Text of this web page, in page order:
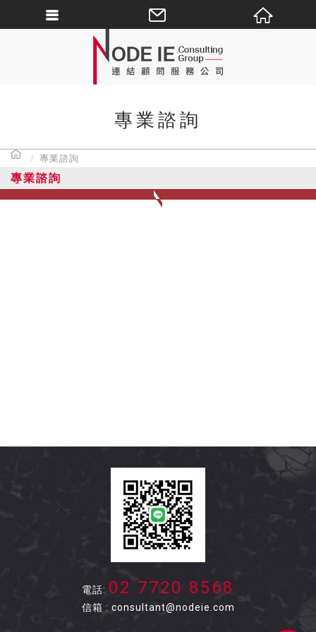
專業諮詢
專業諮詢
專業諮詢
電話: 02 7720 8568
信箱 : consultant@nodeie.com